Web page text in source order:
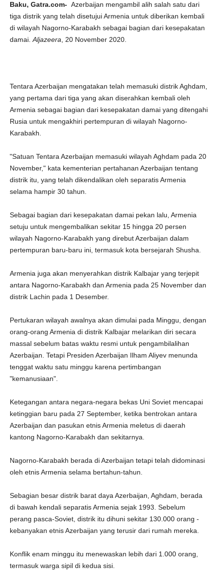
Baku, Gatra.com- Azerbaijan mengambil alih salah satu dari
tiga distrik yang telah disetujui Armenia untuk diberikan kembali
di wilayah Nagorno-Karabakh sebagai bagian dari kesepakatan
damai. Aljazeera , 20 November 2020.
Tentara Azerbaijan mengatakan telah memasuki distrik Aghdam,
yang pertama dari tiga yang akan diserahkan kembali oleh
Armenia sebagai bagian dari kesepakatan damai yang ditengahi
Rusia untuk mengakhiri pertempuran di wilayah Nagorno-
Karabakh.
"Satuan Tentara Azerbaijan memasuki wilayah Aghdam pada 20
November," kata kementerian pertahanan Azerbaijan tentang
distrik itu, yang telah dikendalikan oleh separatis Armenia
selama hampir 30 tahun.
Sebagai bagian dari kesepakatan damai pekan lalu, Armenia
setuju untuk mengembalikan sekitar 15 hingga 20 persen
wilayah Nagorno-Karabakh yang direbut Azerbaijan dalam
pertempuran baru-baru ini, termasuk kota bersejarah Shusha.
Armenia juga akan menyerahkan distrik Kalbajar yang terjepit
antara Nagorno-Karabakh dan Armenia pada 25 November dan
distrik Lachin pada 1 Desember.
Pertukaran wilayah awalnya akan dimulai pada Minggu, dengan
orang-orang Armenia di distrik Kalbajar melarikan diri secara
massal sebelum batas waktu resmi untuk pengambilalihan
Azerbaijan. Tetapi Presiden Azerbaijan Ilham Aliyev menunda
tenggat waktu satu minggu karena pertimbangan
"kemanusiaan".
Ketegangan antara negara-negara bekas Uni Soviet mencapai
ketinggian baru pada 27 September, ketika bentrokan antara
Azerbaijan dan pasukan etnis Armenia meletus di daerah
kantong Nagorno-Karabakh dan sekitarnya.
Nagorno-Karabakh berada di Azerbaijan tetapi telah didominasi
oleh etnis Armenia selama bertahun-tahun.
Sebagian besar distrik barat daya Azerbaijan, Aghdam, berada
di bawah kendali separatis Armenia sejak 1993. Sebelum
perang pasca-Soviet, distrik itu dihuni sekitar 130.000 orang -
kebanyakan etnis Azerbaijan yang terusir dari rumah mereka.
Konflik enam minggu itu menewaskan lebih dari 1.000 orang,
termasuk warga sipil di kedua sisi.